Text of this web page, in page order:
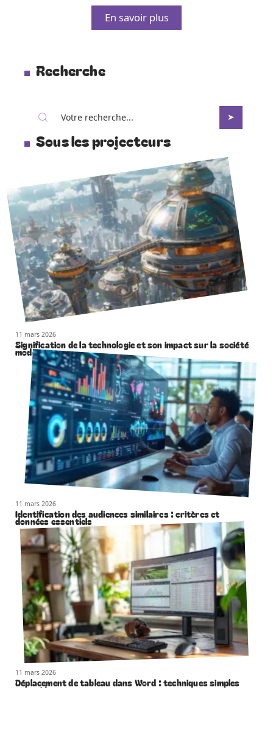
En savoir plus
Recherche
Sous les projecteurs
11 mars 2026
Signification de la technologie et son impact sur la société
moderne
11 mars 2026
Identification des audiences similaires : critères et
données essentiels
11 mars 2026
Déplacement de tableau dans Word : techniques simples
et rapides